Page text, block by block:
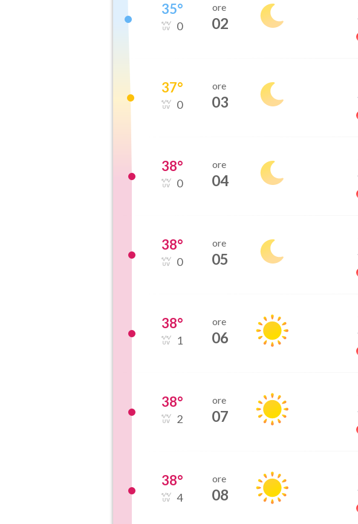
35°
0
ore
02
37°
0
ore
03
38°
0
ore
04
38°
0
ore
05
38°
1
ore
06
38°
2
ore
07
38°
4
ore
08